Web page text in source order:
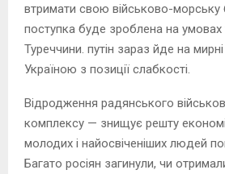
втримати свою військово-морську
поступка буде зроблена на умовах
Туреччини. путін зараз йде на
Україною з позиції слабкості.
Відродження радянського
комплексу — знищує решту
молодих і найосвіченіших людей
Багато росіян загинули, чи